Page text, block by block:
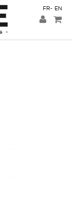
FR EN